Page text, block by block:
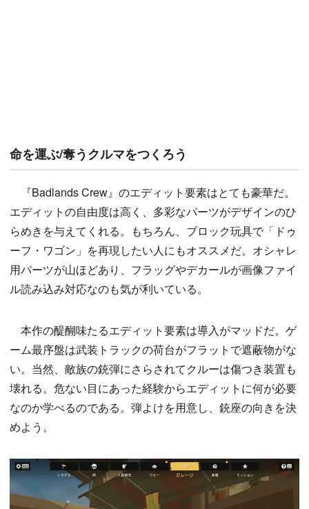
命を運ぶ/奪うクルマをつくろう
『Badlands Crew』のエディット要素はとても豪華だ。
エディットの自由度は高く、多彩なパーツがデザインのひ
らめきを与えてくれる。もちろん、ブロック玩具で「ドゥ
ーフ・ワゴン」を再現したい人にもオススメだ。オシャレ
用パーツが山ほどあり、フラッグやデカールが画像ファイ
ル読み込み対応なのも気が利いている。
本作の醍醐味たるエディット要素は導入がマッドだ。ゲ
ーム最序盤は武装トラックの荷台がフラットで遮蔽物がな
い。当然、敵族の銃弾にさらされてクルーは傷つき装置も
壊れる。危ない目にあった経験からエディットに何が必要
なのか学べるのである。弾よけを用意し、銃座の向きを決
めよう。